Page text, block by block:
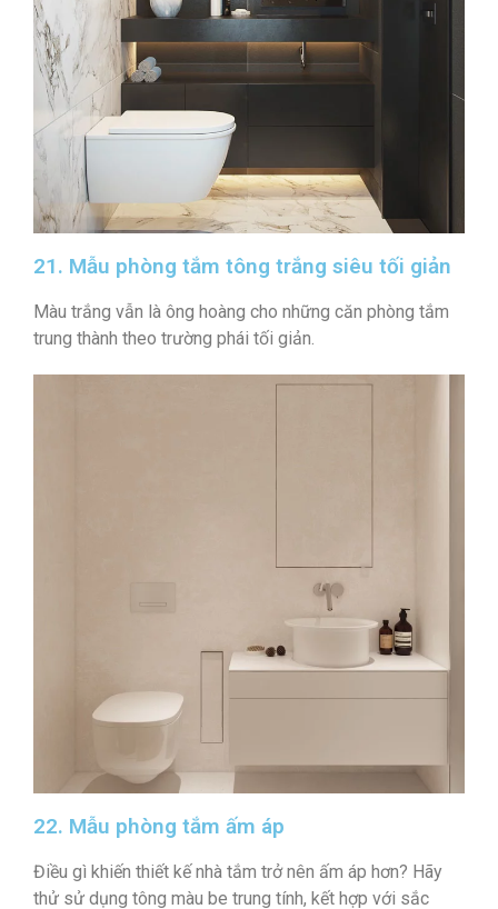
21. Mẫu phòng tắm tông trắng siêu tối giản
Màu trắng vẫn là ông hoàng cho những căn phòng tắm
trung thành theo trường phái tối giản.
22. Mẫu phòng tắm ấm áp
Điều gì khiến thiết kế nhà tắm trở nên ấm áp hơn? Hãy
thử sử dụng tông màu be trung tính, kết hợp với sắc